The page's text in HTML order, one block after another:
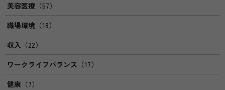
美容医療 （57）
職場環境 （18）
収入 （22）
ワークライフバランス （17）
健康 （7）